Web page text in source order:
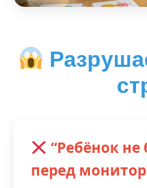
“Ребёнок не
перед